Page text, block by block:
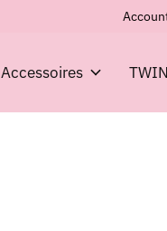
Accessoires